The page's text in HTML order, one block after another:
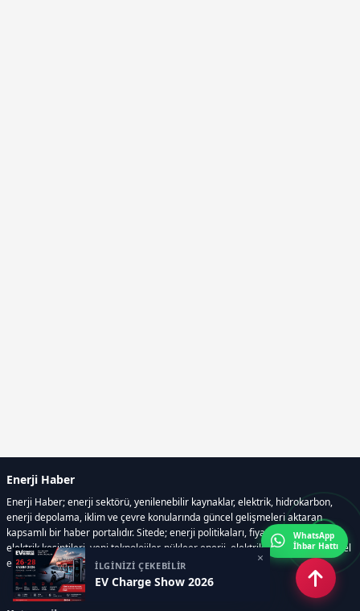
İLGİNİZİ ÇEKEBİLİR
EV Charge Show 2026
×
Enerji Haber
Enerji Haber; enerji sektörü, yenilenebilir kaynaklar, elektrik, hidrokarbon,
enerji depolama, iklim ve çevre konularında güncel gelişmeleri aktaran
kapsamlı bir haber portalıdır. Sitede; enerji politikaları, fiyat hareketleri,
elektrik kesintileri, yeni teknolojiler, nükleer enerji, elektrikli araçlar ve küresel
enerji krizleri gibi başlıklar öne çıkar.
WhatsApp
İhbar Hattı